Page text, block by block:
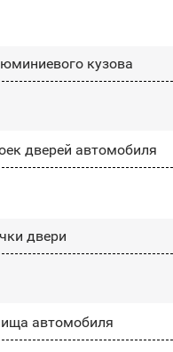
кузова
дверей автомобиля
двери
автомобиля